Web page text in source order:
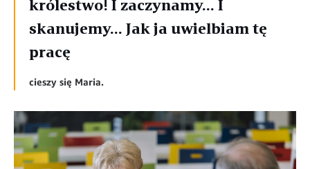
królestwo! I zaczynamy... I
skanujemy... Jak ja uwielbiam tę
pracę
cieszy się Maria.